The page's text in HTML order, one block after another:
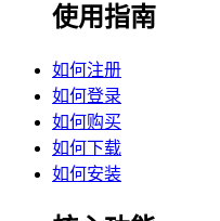
使用指南
如何注册
如何登录
如何购买
如何下载
如何安装